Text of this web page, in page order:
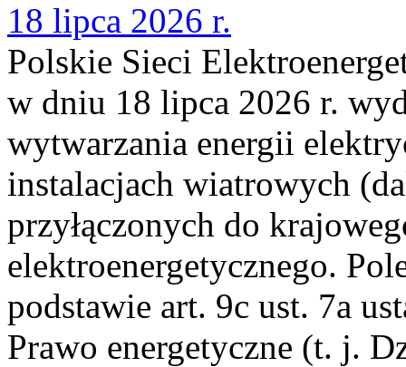
18 lipca 2026 r.
Polskie Sieci
w dniu 18 lipca 2026 r.
wytwarzania energii
instalacjach wiatrowych
przyłączonych do
elektroenergetycznego.
podstawie art. 9c ust. 7a
Prawo energetyczne (t. j.